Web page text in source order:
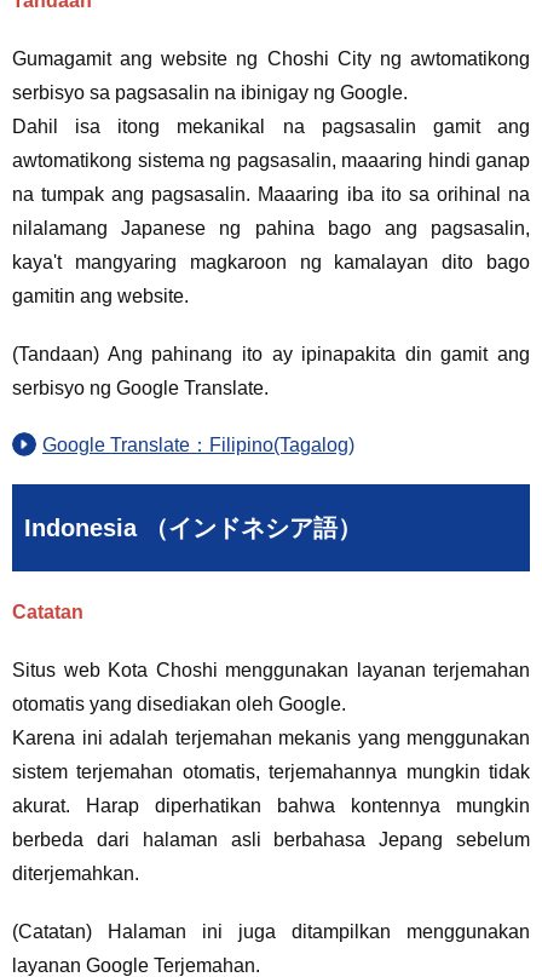
Gumagamit ang website ng Choshi City ng awtomatikong
serbisyo sa pagsasalin na ibinigay ng Google.
Dahil isa itong mekanikal na pagsasalin gamit ang
awtomatikong sistema ng pagsasalin, maaaring hindi ganap
na tumpak ang pagsasalin. Maaaring iba ito sa orihinal na
nilalamang Japanese ng pahina bago ang pagsasalin,
kaya't mangyaring magkaroon ng kamalayan dito bago
gamitin ang website.
(Tandaan) Ang pahinang ito ay ipinapakita din gamit ang
serbisyo ng Google Translate.
Google Translate：Filipino(Tagalog)
Indonesia （インドネシア語）
Catatan
Situs web Kota Choshi menggunakan layanan terjemahan
otomatis yang disediakan oleh Google.
Karena ini adalah terjemahan mekanis yang menggunakan
sistem terjemahan otomatis, terjemahannya mungkin tidak
akurat. Harap diperhatikan bahwa kontennya mungkin
berbeda dari halaman asli berbahasa Jepang sebelum
diterjemahkan.
(Catatan) Halaman ini juga ditampilkan menggunakan
layanan Google Terjemahan.